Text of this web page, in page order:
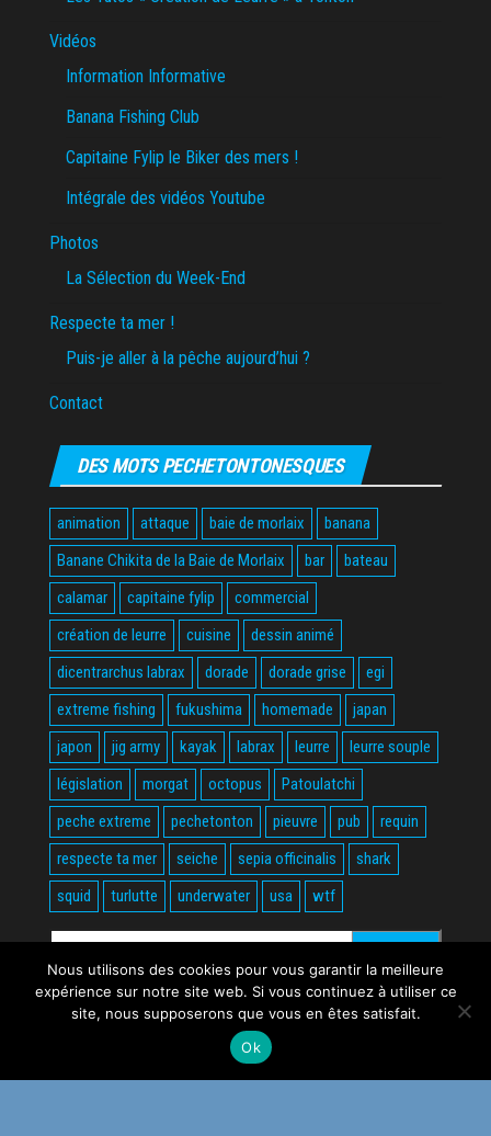
Vidéos
Information Informative
Banana Fishing Club
Capitaine Fylip le Biker des mers !
Intégrale des vidéos Youtube
Photos
La Sélection du Week-End
Respecte ta mer !
Puis-je aller à la pêche aujourd’hui ?
Contact
DES MOTS PECHETONTONESQUES
animation attaque baie de morlaix
banana
Banane Chikita de la Baie de Morlaix
bar
bateau
calamar
capitaine fylip
commercial
création de leurre
cuisine
dessin animé
dicentrarchus labrax
dorade dorade grise
egi
extreme fishing
fukushima homemade
japan
japon
jig army kayak labrax leurre
leurre souple
législation
morgat octopus
Patoulatchi
peche extreme
pechetonton pieuvre pub
requin
respecte ta mer
seiche sepia officinalis
shark
squid
turlutte underwater usa wtf
Rechercher :
WordPress
Nous utilisons des cookies pour vous garantir la meilleure
expérience sur notre site web. Si vous continuez à utiliser ce
site, nous supposerons que vous en êtes satisfait.
Ok